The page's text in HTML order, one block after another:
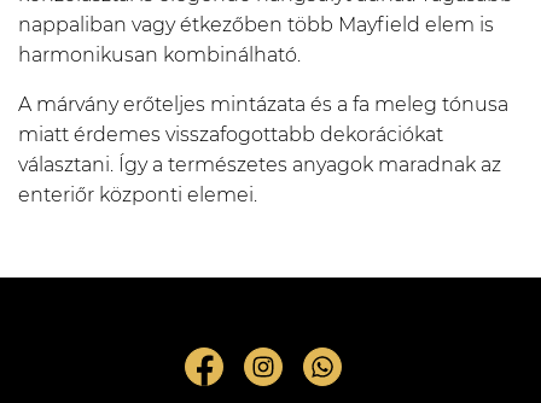
nappaliban vagy étkezőben több Mayfield elem is
harmonikusan kombinálható.
A márvány erőteljes mintázata és a fa meleg tónusa
miatt érdemes visszafogottabb dekorációkat
választani. Így a természetes anyagok maradnak az
enteriőr központi elemei.